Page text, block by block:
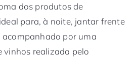
dos produtos de
para, à noite, jantar frente
acompanhado por uma
vinhos realizada pelo